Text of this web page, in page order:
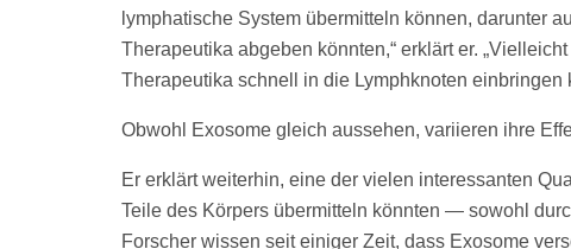
lymphatische System übermitteln können, darunter
Therapeutika abgeben könnten,“ erklärt er.
Therapeutika schnell in die Lymphknoten einbringen
Obwohl Exosome gleich aussehen, variieren ihre
Er erklärt weiterhin, eine der vielen interessanten
Teile des Körpers übermitteln könnten — sowohl
Forscher wissen seit einiger Zeit, dass Exosome